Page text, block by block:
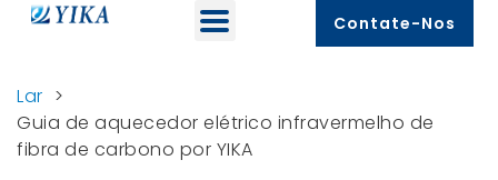
Contate-Nos
Lar >
Guia de aquecedor elétrico infravermelho de
fibra de carbono por YIKA